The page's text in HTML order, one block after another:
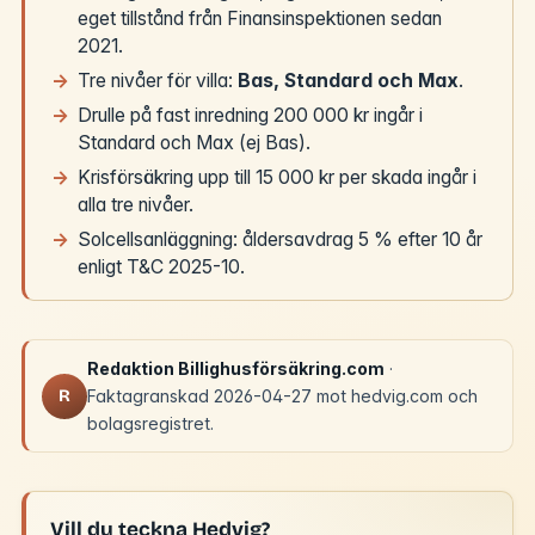
eget tillstånd från Finansinspektionen sedan
2021.
Tre nivåer för villa: Bas, Standard och Max.
Drulle på fast inredning 200 000 kr ingår i
Standard och Max (ej Bas).
Krisförsäkring upp till 15 000 kr per skada ingår i
alla tre nivåer.
Solcellsanläggning: åldersavdrag 5 % efter 10 år
enligt T&C 2025-10.
R
Redaktion Billighusförsäkring.com ·
Faktagranskad 2026-04-27 mot hedvig.com och
bolagsregistret.